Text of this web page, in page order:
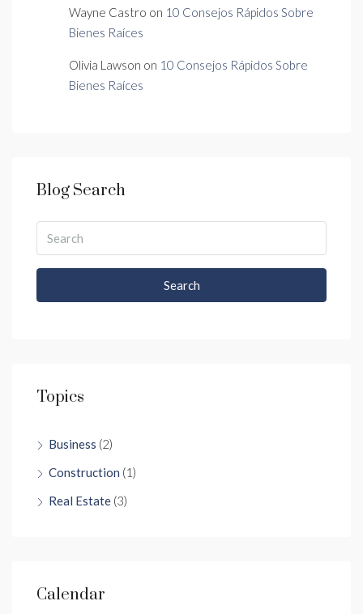
Wayne Castro on 10 Consejos Rápidos Sobre
Bienes Raíces
Olivia Lawson on 10 Consejos Rápidos Sobre
Bienes Raíces
Blog Search
Search
Topics
Business (2)
Construction (1)
Real Estate (3)
Calendar